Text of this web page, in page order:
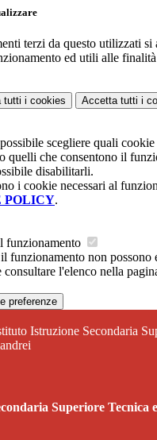
terzi da questo utilizzati
ed utili alle
tutti i cookies Accetta tutti i
scegliere quali
quelli che consentono il
disabilitarli.
i cookie necessari al
POLICY.
funzionamento
funzionamento non possono
l'elenco nella
preferenze
Istruzione Secondaria
Superiore Tecnica